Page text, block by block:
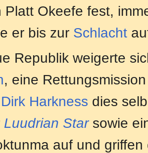
Platt Okeefe fest,
er bis zur Schlacht
Republik weigerte
, eine
Dirk Harkness dies
Luudrian Starsowie
auf und